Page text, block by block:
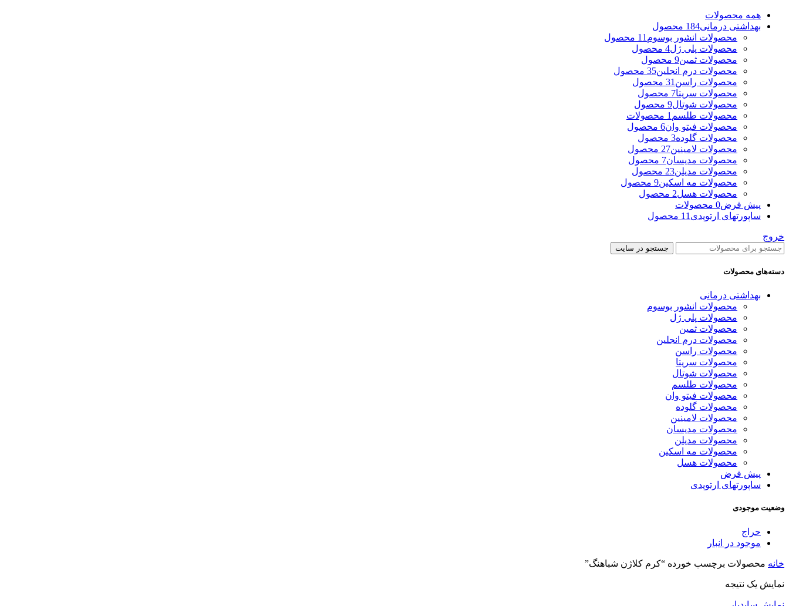
همه محصولات
بهداشتی درمانی184 محصول
محصولات انشور بوسوم 11 محصول
محصولات پلی ژل4 محصول
محصولات ثمین9 محصول
محصولات درم انجلین35 محصول
محصولات راسن 31 محصول
محصولات سریتا7 محصول
محصولات شوتال9 محصول
محصولات طلسم 1 محصولات
محصولات فیتو وان6 محصول
محصولات گلوده3 محصول
محصولات لامینین27 محصول
محصولات مدیسان7 محصول
محصولات مدیلن23 محصول
محصولات مه اسکین9 محصول
محصولات هسل2 محصول
پیش فرض0 محصولات
ساپورتهای ارتوپدی 11 محصول
خروج
جستجو در سایت
دسته‌های محصولات
بهداشتی درمانی
محصولات انشور بوسوم
محصولات پلی ژل
محصولات ثمین
محصولات درم انجلین
محصولات راسن
محصولات سریتا
محصولات شوتال
محصولات طلسم
محصولات فیتو وان
محصولات گلوده
محصولات لامینین
محصولات مدیسان
محصولات مدیلن
محصولات مه اسکین
محصولات هسل
پیش فرض
ساپورتهای ارتوپدی
وضعیت موجودی
حراج
موجود در انبار
خانه محصولات برچسب خورده “کرم کلاژن شباهنگ”
نمایش یک نتیجه